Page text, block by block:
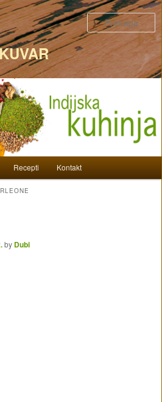
Recepti Kontakt
by Dubi